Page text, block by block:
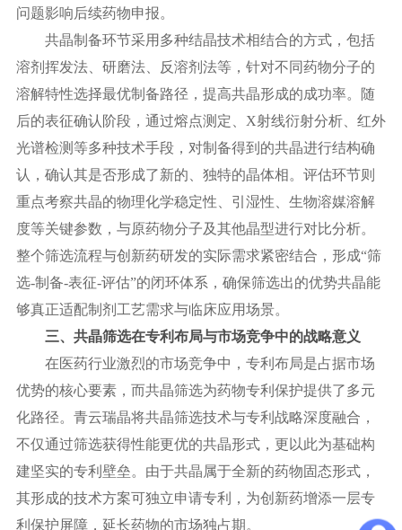
问题影响后续药物申报。
共晶制备环节采用多种结晶技术相结合的方式，包括
溶剂挥发法、研磨法、反溶剂法等，针对不同药物分子的
溶解特性选择最优制备路径，提高共晶形成的成功率。随
后的表征确认阶段，通过熔点测定、 X射线衍射分析、红外
光谱检测等多种技术手段，对制备得到的共晶进行结构确
认， 确认其是否形成了新的、独特的晶体相。评估环节则
重点考察共晶的物理化学稳定性、引湿性、生物溶媒溶解
度等关键参数，与原药物分子及其他晶型进行对比分析。
整个筛选流程与创新药研发的实际需求紧密结合，形成“筛
选-制备-表征-评估”的闭环体系，确保筛选出的优势共晶能
够真正适配制剂工艺需求与临床应用场景。
三、共晶筛选在专利布局与市场竞争中的战略意义
在医药行业激烈的市场竞争中，专利布局是占据市场
优势的核心要素，而共晶筛选为药物专利保护提供了多元
化路径。青云瑞晶将共晶筛选技术与专利战略深度融合，
不仅通过筛选获得性能更优的共晶形式，更以此为基础构
建坚实的专利壁垒。由于共晶属于全新的药物固态形式，
其形成的技术方案可独立申请专利，为创新药增添一层专
利保护屏障，延长药物的市场独占期。